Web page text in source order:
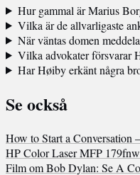
Hur gammal är Marius
Vilka är de allvarligaste
När väntas domen
Vilka advokater försvarar
Har Høiby erkänt några
Se också
How to Start a
HP Color Laser MFP
Film om Bob Dylan: Se A